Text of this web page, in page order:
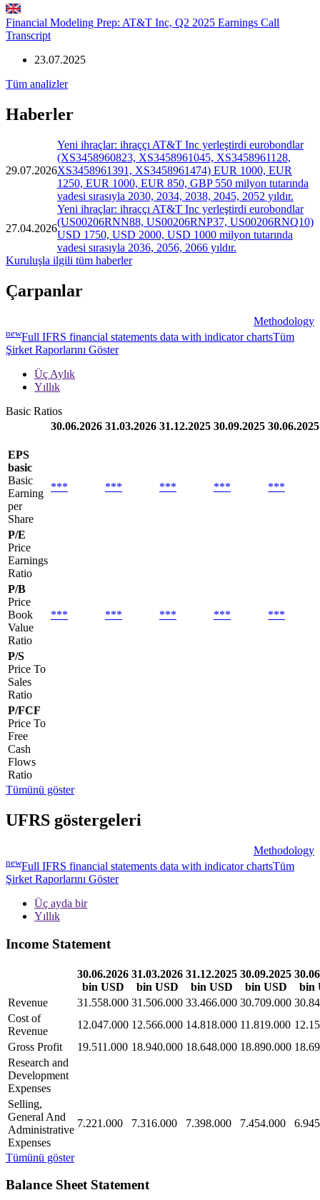
Financial Modeling Prep: AT&T Inc, Q2 2025 Earnings Call
Transcript
23.07.2025
Tüm analizler
Haberler
29.07.2026
Yeni ihraçlar: ihraççı AT&T Inc yerleştirdi eurobondlar
(XS3458960823, XS3458961045, XS3458961128,
XS3458961391, XS3458961474) EUR 1000, EUR
1250, EUR 1000, EUR 850, GBP 550 milyon tutarında
vadesi sırasıyla 2030, 2034, 2038, 2045, 2052 yıldır.
27.04.2026
Yeni ihraçlar: ihraççı AT&T Inc yerleştirdi eurobondlar
(US00206RNN88, US00206RNP37, US00206RNQ10)
USD 1750, USD 2000, USD 1000 milyon tutarında
vadesi sırasıyla 2036, 2056, 2066 yıldır.
Kuruluşla ilgili tüm haberler
Çarpanlar
Methodology
newFull IFRS financial statements data with indicator chartsTüm
Şirket Raporlarını Göster
Üç Aylık
Yıllık
Basic Ratios
30.06.2026 31.03.2026 31.12.2025 30.09.2025 30.06.2025
EPS
basic
Basic
Earning
per
Share
*** *** *** *** ***
P/E
Price
Earnings
Ratio
P/B
Price
Book
Value
Ratio
*** *** *** *** ***
P/S
Price To
Sales
Ratio
P/FCF
Price To
Free
Cash
Flows
Ratio
Tümünü göster
UFRS göstergeleri
Methodology
newFull IFRS financial statements data with indicator chartsTüm
Şirket Raporlarını Göster
Üç ayda bir
Yıllık
Income Statement
30.06.2026
bin USD
31.03.2026
bin USD
31.12.2025
bin USD
30.09.2025
bin USD
bin
Revenue
31.558.000 31.506.000 33.466.000 30.709.000
Cost of
Revenue
12.047.000 12.566.000 14.818.000 11.819.000
Gross Profit
19.511.000 18.940.000 18.648.000 18.890.000
Research and
Development
Expenses
Selling,
General And
Administrative
Expenses
7.221.000 7.316.000 7.398.000 7.454.000
Tümünü göster
Balance Sheet Statement